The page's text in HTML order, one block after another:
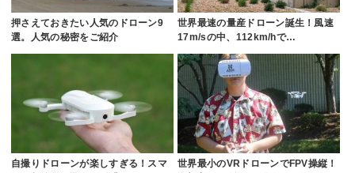
押さえておきたい人気のドローン9
選。人気の秘密をご紹介
世界最速の量産ドローン誕生！風速
17m/sの中、112km/hで…
自撮りドローンが楽しすぎる！スマ
世界最小のVRドローンでFPV操縦！